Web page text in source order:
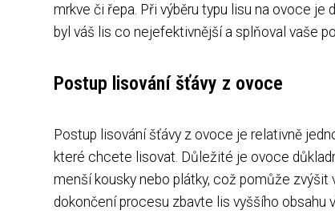
mrkve či řepa. Při výběru typu lisu na ovoce
byl váš lis co nejefektivnější a splňoval vaše
Postup lisování šťávy z ovoce
Postup lisování šťávy z ovoce je relativně
které chcete lisovat. Důležité je ovoce
menší kousky nebo plátky, což pomůže
dokončení procesu zbavte lis vyššího obsahu